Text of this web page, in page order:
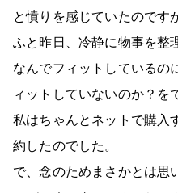
と憤りを感じていたので
ふと昨日、冷静に物事を整
なんでフィットしているの
ィットしていないのか？を
私はちゃんとネットで購入
約したのでした。
で、念のためまさかとは思